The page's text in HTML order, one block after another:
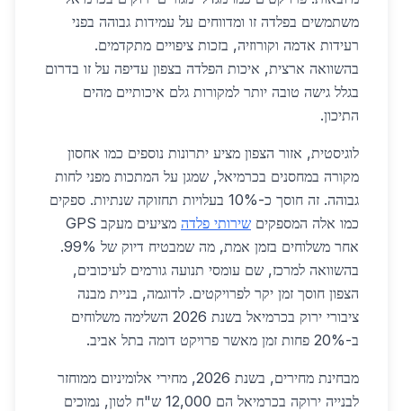
משתמשים בפלדה זו ומדווחים על עמידות גבוהה בפני
רעידות אדמה וקורוזיה, בזכות ציפויים מתקדמים.
בהשוואה ארצית, איכות הפלדה בצפון עדיפה על זו בדרום
בגלל גישה טובה יותר למקורות גלם איכותיים מהים
התיכון.
לוגיסטית, אזור הצפון מציע יתרונות נוספים כמו אחסון
מקורה במחסנים בכרמיאל, שמגן על המתכות מפני לחות
גבוהה. זה חוסך כ-10% בעלויות תחזוקה שנתיות. ספקים
כמו אלה המספקים שירותי פלדה
מציעים מעקב GPS
אחר משלוחים בזמן אמת, מה שמבטיח דיוק של 99%.
בהשוואה למרכז, שם עומסי תנועה גורמים לעיכובים,
הצפון חוסך זמן יקר לפרויקטים. לדוגמה, בניית מבנה
ציבורי ירוק בכרמיאל בשנת 2026 השלימה משלוחים
ב-20% פחות זמן מאשר פרויקט דומה בתל אביב.
מבחינת מחירים, בשנת 2026, מחירי אלומיניום ממוחזר
לבנייה ירוקה בכרמיאל הם 12,000 ש"ח לטון, נמוכים